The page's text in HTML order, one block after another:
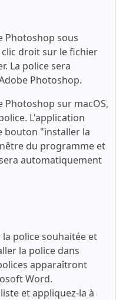
Photoshop sous
droit sur le fichier
La police sera
Photoshop.
Photoshop sur macOS,
L'application
bouton "installer la
du programme et
automatiquement
police souhaitée et
la police dans
apparaîtront
Word.
et appliquez-la à